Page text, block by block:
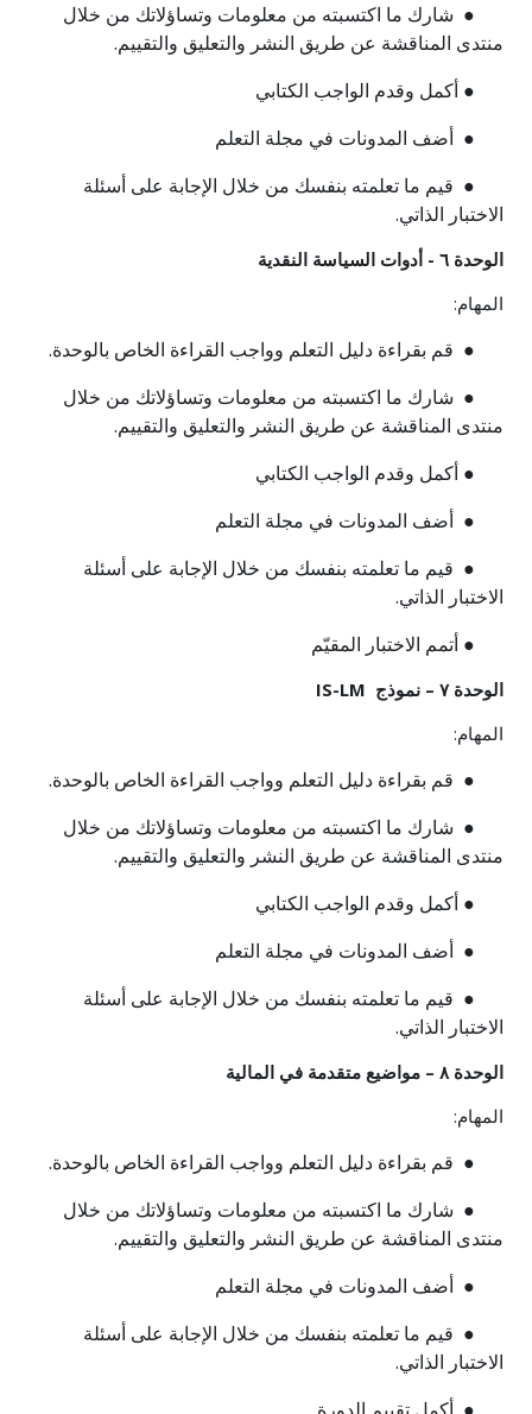
● شارك ما اكتسبته من معلومات وتساؤلاتك من خلال
منتدى المناقشة عن طريق النشر والتعليق والتقييم.
● أكمل وقدم الواجب الكتابي
● أضف المدونات في مجلة التعلم
● قيم ما تعلمته بنفسك من خلال الإجابة على أسئلة
الاختبار الذاتي.
الوحدة ٦ - أدوات السياسة النقدية
المهام:
● قم بقراءة دليل التعلم وواجب القراءة الخاص بالوحدة.
● شارك ما اكتسبته من معلومات وتساؤلاتك من خلال
منتدى المناقشة عن طريق النشر والتعليق والتقييم.
● أكمل وقدم الواجب الكتابي
● أضف المدونات في مجلة التعلم
● قيم ما تعلمته بنفسك من خلال الإجابة على أسئلة
الاختبار الذاتي.
● أتمم الاختبار المقيّم
الوحدة ٧ – نموذج
IS-LM
المهام:
● قم بقراءة دليل التعلم وواجب القراءة الخاص بالوحدة.
● شارك ما اكتسبته من معلومات وتساؤلاتك من خلال
منتدى المناقشة عن طريق النشر والتعليق والتقييم.
● أكمل وقدم الواجب الكتابي
● أضف المدونات في مجلة التعلم
● قيم ما تعلمته بنفسك من خلال الإجابة على أسئلة
الاختبار الذاتي.
الوحدة ٨ – مواضيع متقدمة في المالية
المهام:
● قم بقراءة دليل التعلم وواجب القراءة الخاص بالوحدة.
● شارك ما اكتسبته من معلومات وتساؤلاتك من خلال
منتدى المناقشة عن طريق النشر والتعليق والتقييم.
● أضف المدونات في مجلة التعلم
● قيم ما تعلمته بنفسك من خلال الإجابة على أسئلة
الاختبار الذاتي.